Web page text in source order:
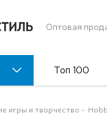
Оптовая
Топ 100
игры и творчество